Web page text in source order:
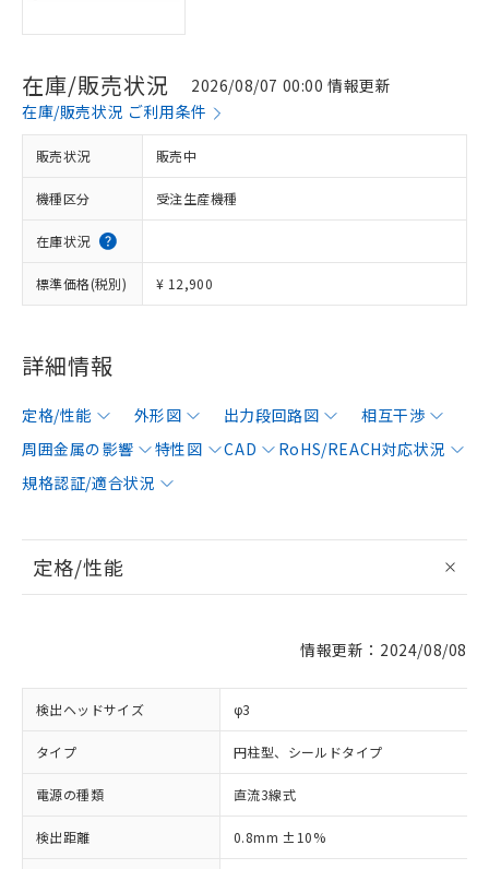
在庫/販売状況
2026/08/07 00:00 情報更新
在庫/販売状況 ご利用条件
販売状況 販売中
機種区分 受注生産機種
在庫状況
標準価格(税別) ¥ 12,900
詳細情報
定格/性能 外形図 出力段回路図
相互干渉
周囲金属の影響
特性図 CAD
RoHS/REACH対応状況
規格認証/適合状況
定格/性能
情報更新：2024/08/08
検出ヘッドサイズ φ3
タイプ 円柱型、シールドタイプ
電源の種類 直流3線式
検出距離 0.8mm ±10%